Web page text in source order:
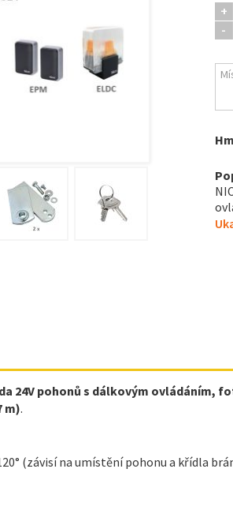
+
-
24V pohonů s dálkovým
m).
(závisí na umístění pohonu a křídla